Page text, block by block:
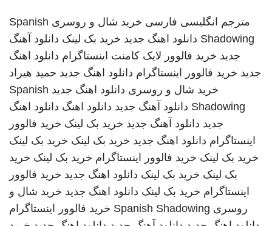
مترجم انگلیسی فارسی خرید شال و روسری Spanish
Shadowing دانلود اهنگ جدید خرید بک لینک دانلود آهنگ
جدید خرید فالوور لایک کامنت اینستاگرام دانلود اهنگ
جدید خرید فالوور اینستاگرام دانلود اهنگ جدید حمید هیراد
خرید شال و روسری دانلود اهنگ جدید Spanish
Shadowing دانلود آهنگ جدید دانلود اهنگ دانلود اهنگ
جدید دانلود آهنگ جدید خرید بک لینک خرید فالوور
اینستاگرام دانلود اهنگ جدید خرید بک لینک خرید بک لینک
خرید بک لینک خرید فالوور اینستاگرام خرید بک لینک خرید
بک لینک خرید بک لینک دانلود اهنگ جدید خرید فالوور
اینستاگرام خرید بک لینک دانلود اهنگ جدید خرید شال و
روسری Spanish Shadowing خرید فالوور اینستاگرام